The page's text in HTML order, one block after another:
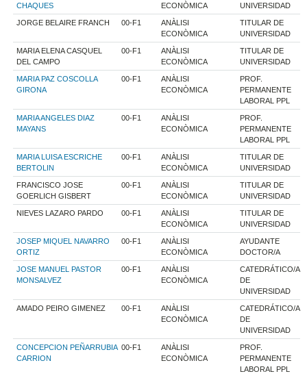
CHAQUES ECONÒMICA UNIVERSIDAD
JORGE BELAIRE FRANCH 00-F1
ANÀLISI
ECONÒMICA
TITULAR DE
UNIVERSIDAD
MARIA ELENA CASQUEL
DEL CAMPO
00-F1
ANÀLISI
ECONÒMICA
TITULAR DE
UNIVERSIDAD
MARIA PAZ COSCOLLA
GIRONA
00-F1
ANÀLISI
ECONÒMICA
PROF.
PERMANENTE
LABORAL PPL
MARIA ANGELES DIAZ
MAYANS
00-F1
ANÀLISI
ECONÒMICA
PROF.
PERMANENTE
LABORAL PPL
MARIA LUISA ESCRICHE
BERTOLIN
00-F1
ANÀLISI
ECONÒMICA
TITULAR DE
UNIVERSIDAD
FRANCISCO JOSE
GOERLICH GISBERT
00-F1
ANÀLISI
ECONÒMICA
TITULAR DE
UNIVERSIDAD
NIEVES LAZARO PARDO 00-F1
ANÀLISI
ECONÒMICA
TITULAR DE
UNIVERSIDAD
JOSEP MIQUEL NAVARRO
ORTIZ
00-F1
ANÀLISI
ECONÒMICA
AYUDANTE
DOCTOR/A
JOSE MANUEL PASTOR
MONSALVEZ
00-F1
ANÀLISI
ECONÒMICA
CATEDRÁTICO/A
DE
UNIVERSIDAD
AMADO PEIRO GIMENEZ 00-F1
ANÀLISI
ECONÒMICA
CATEDRÁTICO/A
DE
UNIVERSIDAD
CONCEPCION PEÑARRUBIA
CARRION
00-F1
ANÀLISI
ECONÒMICA
PROF.
PERMANENTE
LABORAL PPL